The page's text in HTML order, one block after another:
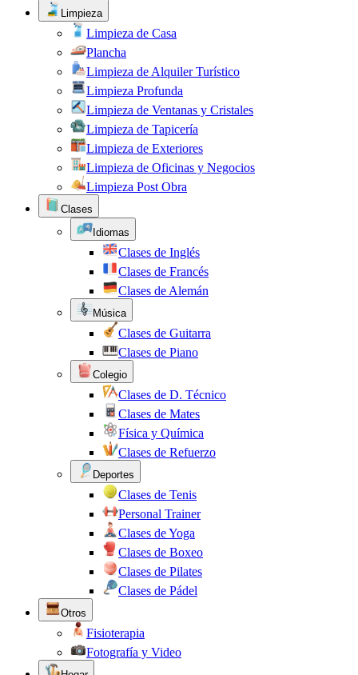
Limpieza
Limpieza de Casa
Plancha
Limpieza de Alquiler Turístico
Limpieza Profunda
Limpieza de Ventanas y Cristales
Limpieza de Tapicería
Limpieza de Exteriores
Limpieza de Oficinas y Negocios
Limpieza Post Obra
Clases
Idiomas
Clases de Inglés
Clases de Francés
Clases de Alemán
Música
Clases de Guitarra
Clases de Piano
Colegio
Clases de D. Técnico
Clases de Mates
Física y Química
Clases de Refuerzo
Deportes
Clases de Tenis
Personal Trainer
Clases de Yoga
Clases de Boxeo
Clases de Pilates
Clases de Pádel
Otros
Fisioterapia
Fotografía y Video